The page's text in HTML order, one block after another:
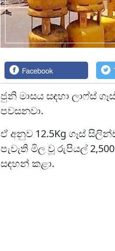
Facebook
ජුනි මාසය සඳහා ලාෆ්ස්
පවසනවා.
ඒ අනුව 12.5Kg ගෑස්
පැවැති මිල වූ රුපියල්
සඳහන් කළා.